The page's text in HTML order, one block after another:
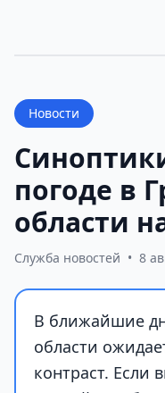
Новости
погоде в
области
Служба новостей • 8
В ближайшие
области
контраст. Если